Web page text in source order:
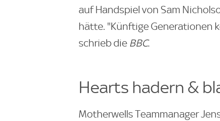
auf Handspiel von Sam
hätte. "Künftige Generationen
schrieb die BBC.
Hearts hadern &
Motherwells Teammanager